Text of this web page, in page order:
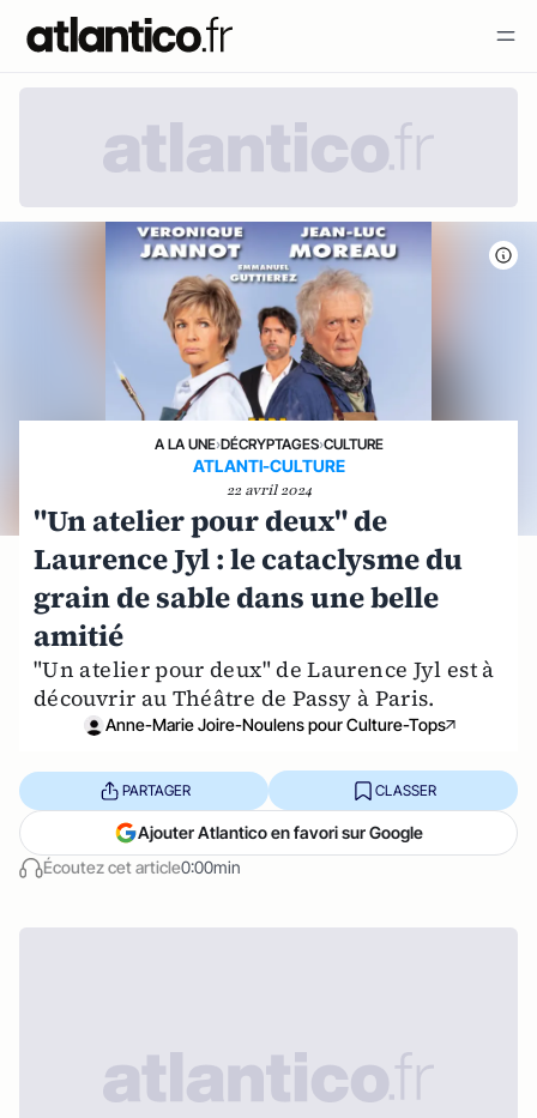
A LA UNE›DÉCRYPTAGES›CULTURE
ATLANTI-CULTURE
22 avril 2024
"Un atelier pour deux" de
Laurence Jyl : le cataclysme du
grain de sable dans une belle
amitié
"Un atelier pour deux" de Laurence Jyl est à
découvrir au Théâtre de Passy à Paris.
Anne-Marie Joire-Noulens pour Culture-Tops
Écoutez cet article0:00min
PARTAGER CLASSER
Ajouter Atlantico en favori sur Google